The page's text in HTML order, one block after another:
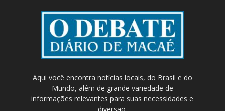
Aqui você encontra notícias locais, do Brasil e do
Mundo, além de grande variedade de
informações relevantes para suas necessidades e